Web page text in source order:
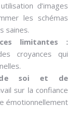
utilisation d’images
les schémas
saines.
limitantes :
croyances qui
de soi et de
sur la confiance
émotionnellement